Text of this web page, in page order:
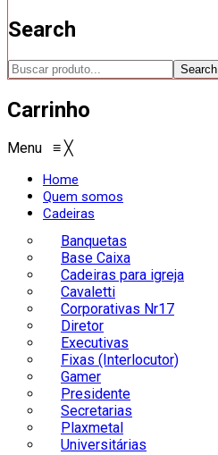
Search
Search
Carrinho
Menu ≡ ╳
Home
Quem somos
Cadeiras
Banquetas
Base Caixa
Cadeiras para igreja
Cavaletti
Corporativas Nr17
Diretor
Executivas
Fixas (Interlocutor)
Gamer
Presidente
Secretarias
Plaxmetal
Universitárias